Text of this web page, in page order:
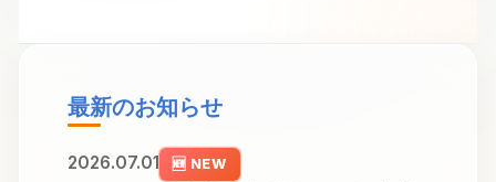
最新のお知らせ
2026.07.01 🆕 NEW